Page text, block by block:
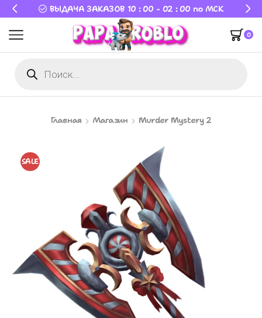
ВЫДАЧА ЗАКАЗОВ 10 : 00 - 02 : 00 по МСК
0
Главная Магазин Murder Mystery 2
SALE